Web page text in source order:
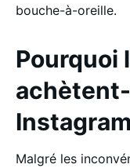
bouche-à-oreille.
Pourquoi
Malgré les